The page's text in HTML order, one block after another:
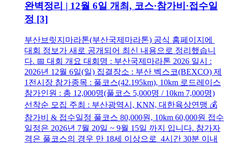
완벽정리 | 12월 6일 개최, 코스·참가비·접수일
정 [3]
부산브릿지마라톤(부산국제마라톤) 공식 홈페이지에
대회 정보가 새로 공개되어 최신 내용으로 정리했습니
다. 📅 대회 개요 대회명 : 부산국제마라톤 2026 일시 :
2026년 12월 6일(일) 집결장소 : 부산 벡스코(BEXCO) 제
1전시장 참가종목 : 풀코스(42.195km), 10km 로드레이스
참가인원 : 총 12,000명(풀코스 5,000명 / 10km 7,000명)
선착순 모집 주최 : 부산광역시, KNN, 대한육상연맹 💰
참가비 & 접수일정 풀코스 80,000원, 10km 60,000원 접수
일정은 2026년 7월 20일 ~ 9월 15일 까지 입니다. 참가자
격은 풀코스의 경우 만 18세 이상으로 4시간 30분 이내